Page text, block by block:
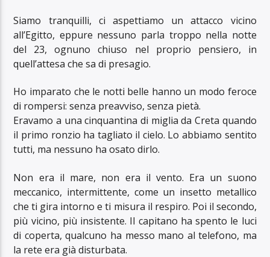
Siamo tranquilli, ci aspettiamo un attacco vicino
all’Egitto, eppure nessuno parla troppo nella notte
del 23, ognuno chiuso nel proprio pensiero, in
quell’attesa che sa di presagio.
Ho imparato che le notti belle hanno un modo feroce
di rompersi: senza preavviso, senza pietà.
Eravamo a una cinquantina di miglia da Creta quando
il primo ronzio ha tagliato il cielo. Lo abbiamo sentito
tutti, ma nessuno ha osato dirlo.
Non era il mare, non era il vento. Era un suono
meccanico, intermittente, come un insetto metallico
che ti gira intorno e ti misura il respiro. Poi il secondo,
più vicino, più insistente. Il capitano ha spento le luci
di coperta, qualcuno ha messo mano al telefono, ma
la rete era già disturbata.